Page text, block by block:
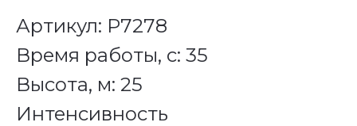
Артикул: Р7278
Время работы, с: 35
Высота, м: 25
Интенсивность